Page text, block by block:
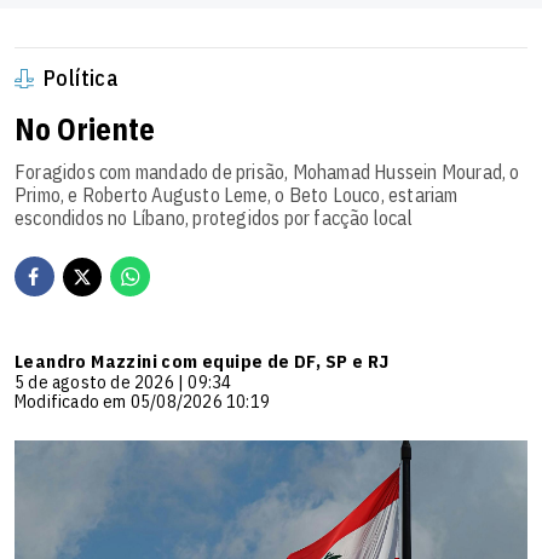
Política
No Oriente
Foragidos com mandado de prisão, Mohamad Hussein Mourad, o
Primo, e Roberto Augusto Leme, o Beto Louco, estariam
escondidos no Líbano, protegidos por facção local
Leandro Mazzini com equipe de DF, SP e RJ
5 de agosto de 2026 | 09:34
Modificado em 05/08/2026 10:19